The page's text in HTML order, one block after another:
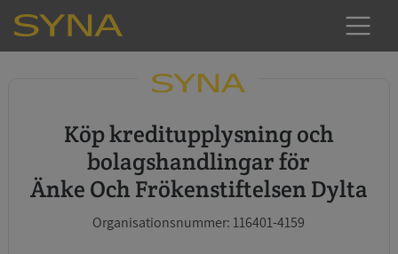
Köp kreditupplysning och
bolagshandlingar för
Änke Och Frökenstiftelsen Dylta
Organisationsnummer: 116401-4159